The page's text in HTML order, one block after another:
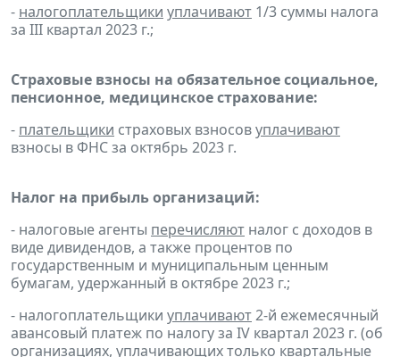
- налогоплательщики уплачивают 1/3 суммы налога
за III квартал 2023 г.;
Страховые взносы на обязательное социальное,
пенсионное, медицинское страхование:
- плательщики страховых взносовуплачивают
взносы в ФНС за октябрь 2023 г.
Налог на прибыль организаций:
- налоговые агенты перечисляют налог с доходов в
виде дивидендов, а также процентов по
государственным и муниципальным ценным
бумагам, удержанный в октябре 2023 г.;
- налогоплательщики уплачивают2-й ежемесячный
авансовый платеж по налогу за IV квартал 2023 г. (об
организациях, уплачивающих только квартальные